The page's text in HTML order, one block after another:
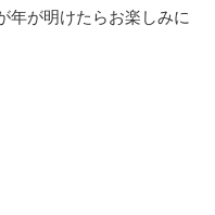
年が明けたらお楽しみに